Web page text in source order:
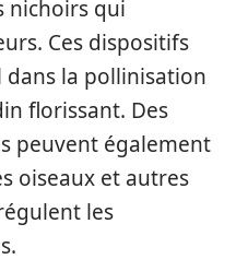
nichoirs qui
Ces dispositifs
la pollinisation
florissant. Des
peuvent également
oiseaux et autres
les